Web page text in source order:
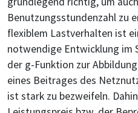
Benutzungsstundenzahl zu
flexiblem Lastverhalten ist
notwendige Entwicklung im
der g-Funktion zur
eines Beitrages des
ist stark zu bezweifeln.